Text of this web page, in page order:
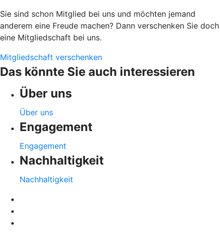
Sie sind schon Mitglied bei uns und möchten jemand
anderem eine Freude machen? Dann verschenken Sie doch
eine Mitgliedschaft bei uns.
Mitgliedschaft verschenken
Das könnte Sie auch interessieren
Über uns
Über uns
Engagement
Engagement
Nachhaltigkeit
Nachhaltigkeit